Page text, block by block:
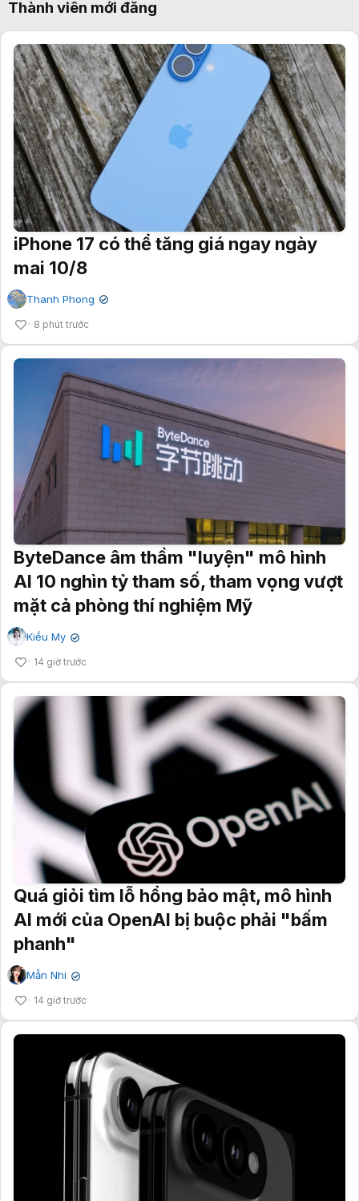
Thành viên mới đăng
iPhone 17 có thể tăng giá ngay ngày
mai 10/8
Thanh Phong ✔
8 phút trước
ByteDance âm thầm "luyện" mô hình
AI 10 nghìn tỷ tham số, tham vọng vượt
mặt cả phòng thí nghiệm Mỹ
Kiều My ✔
14 giờ trước
Quá giỏi tìm lỗ hổng bảo mật, mô hình
AI mới của OpenAI bị buộc phải "bấm
phanh"
Mẫn Nhi ✔
14 giờ trước